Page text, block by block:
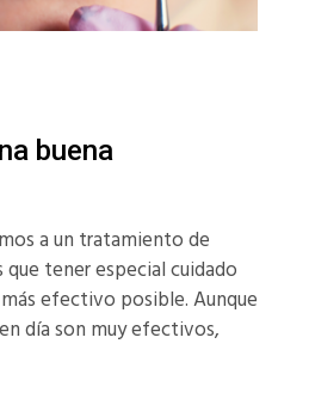
buena
a un tratamiento de
tener especial cuidado
efectivo posible. Aunque
día son muy efectivos,